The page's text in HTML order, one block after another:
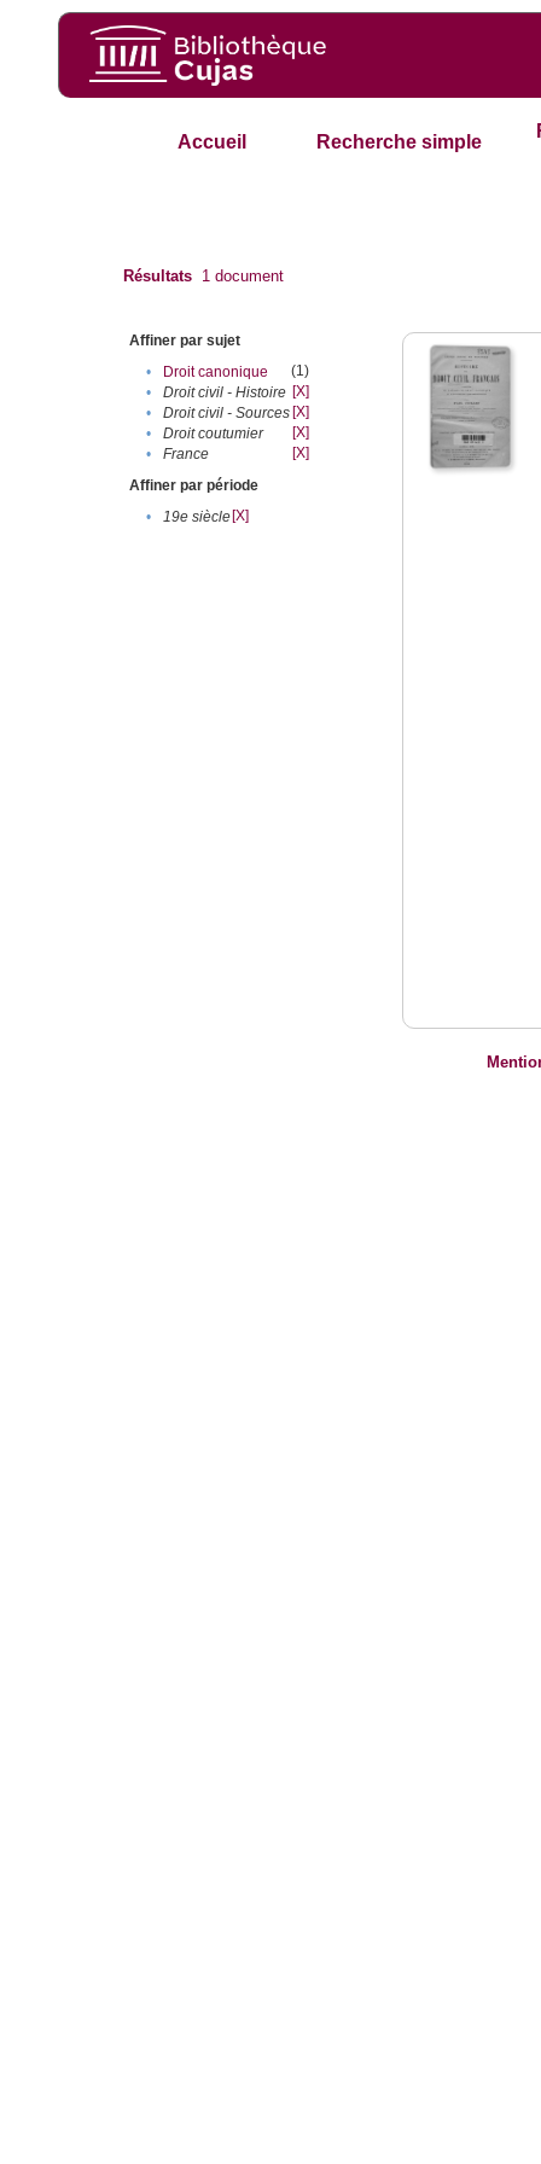
Accueil Recherche simple
Résultats 1 document
Affiner par sujet
•
Droit canonique
(1)
•
Droit civil - Histoire [X]
•
Droit civil - Sources [X]
•
Droit coutumier
[X]
•
France
[X]
Affiner par période
•
19e siècle[X]